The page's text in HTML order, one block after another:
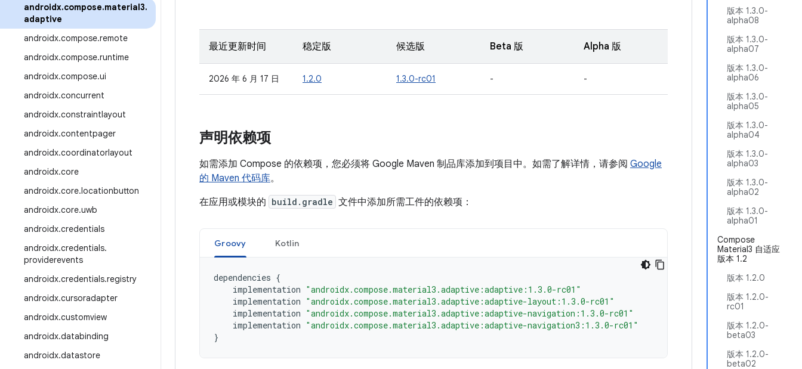
androidx.compose.material3.
adaptive
androidx.compose.remote
androidx.compose.runtime
androidx.compose.ui
androidx.concurrent
androidx.constraintlayout
androidx.contentpager
androidx.coordinatorlayout
androidx.core
androidx.core.locationbutton
androidx.core.uwb
androidx.credentials
androidx.credentials.
providerevents
androidx.credentials.registry
androidx.cursoradapter
androidx.customview
androidx.databinding
androidx.datastore
版本 1.3.0-
alpha08
版本 1.3.0-
alpha07
版本 1.3.0-
alpha06
版本 1.3.0-
alpha05
版本 1.3.0-
alpha04
版本 1.3.0-
alpha03
版本 1.3.0-
alpha02
版本 1.3.0-
alpha01
Compose
Material3 自适应
版本 1.2
版本 1.2.0
版本 1.2.0-
rc01
版本 1.2.0-
beta03
版本 1.2.0-
beta02
最近更新时间 稳定版 候选版 Beta 版 Alpha 版
2026 年 6 月 17 日 1.2.0 1.3.0-rc01 - -
声明依赖项
如需添加 Compose 的依赖项，您必须将 Google Maven 制品库添加到项目中。如需了解详情，请参阅 Google
的 Maven 代码库。
在应用或模块的 build.gradle 文件中添加所需工件的依赖项：
Groovy Kotlin
dependencies {
implementation "androidx.compose.material3.adaptive:adaptive:1.3.0-rc01"
implementation "androidx.compose.material3.adaptive:adaptive-layout:1.3.0-rc01"
implementation "androidx.compose.material3.adaptive:adaptive-navigation:1.3.0-rc01"
implementation "androidx.compose.material3.adaptive:adaptive-navigation3:1.3.0-rc01"
}